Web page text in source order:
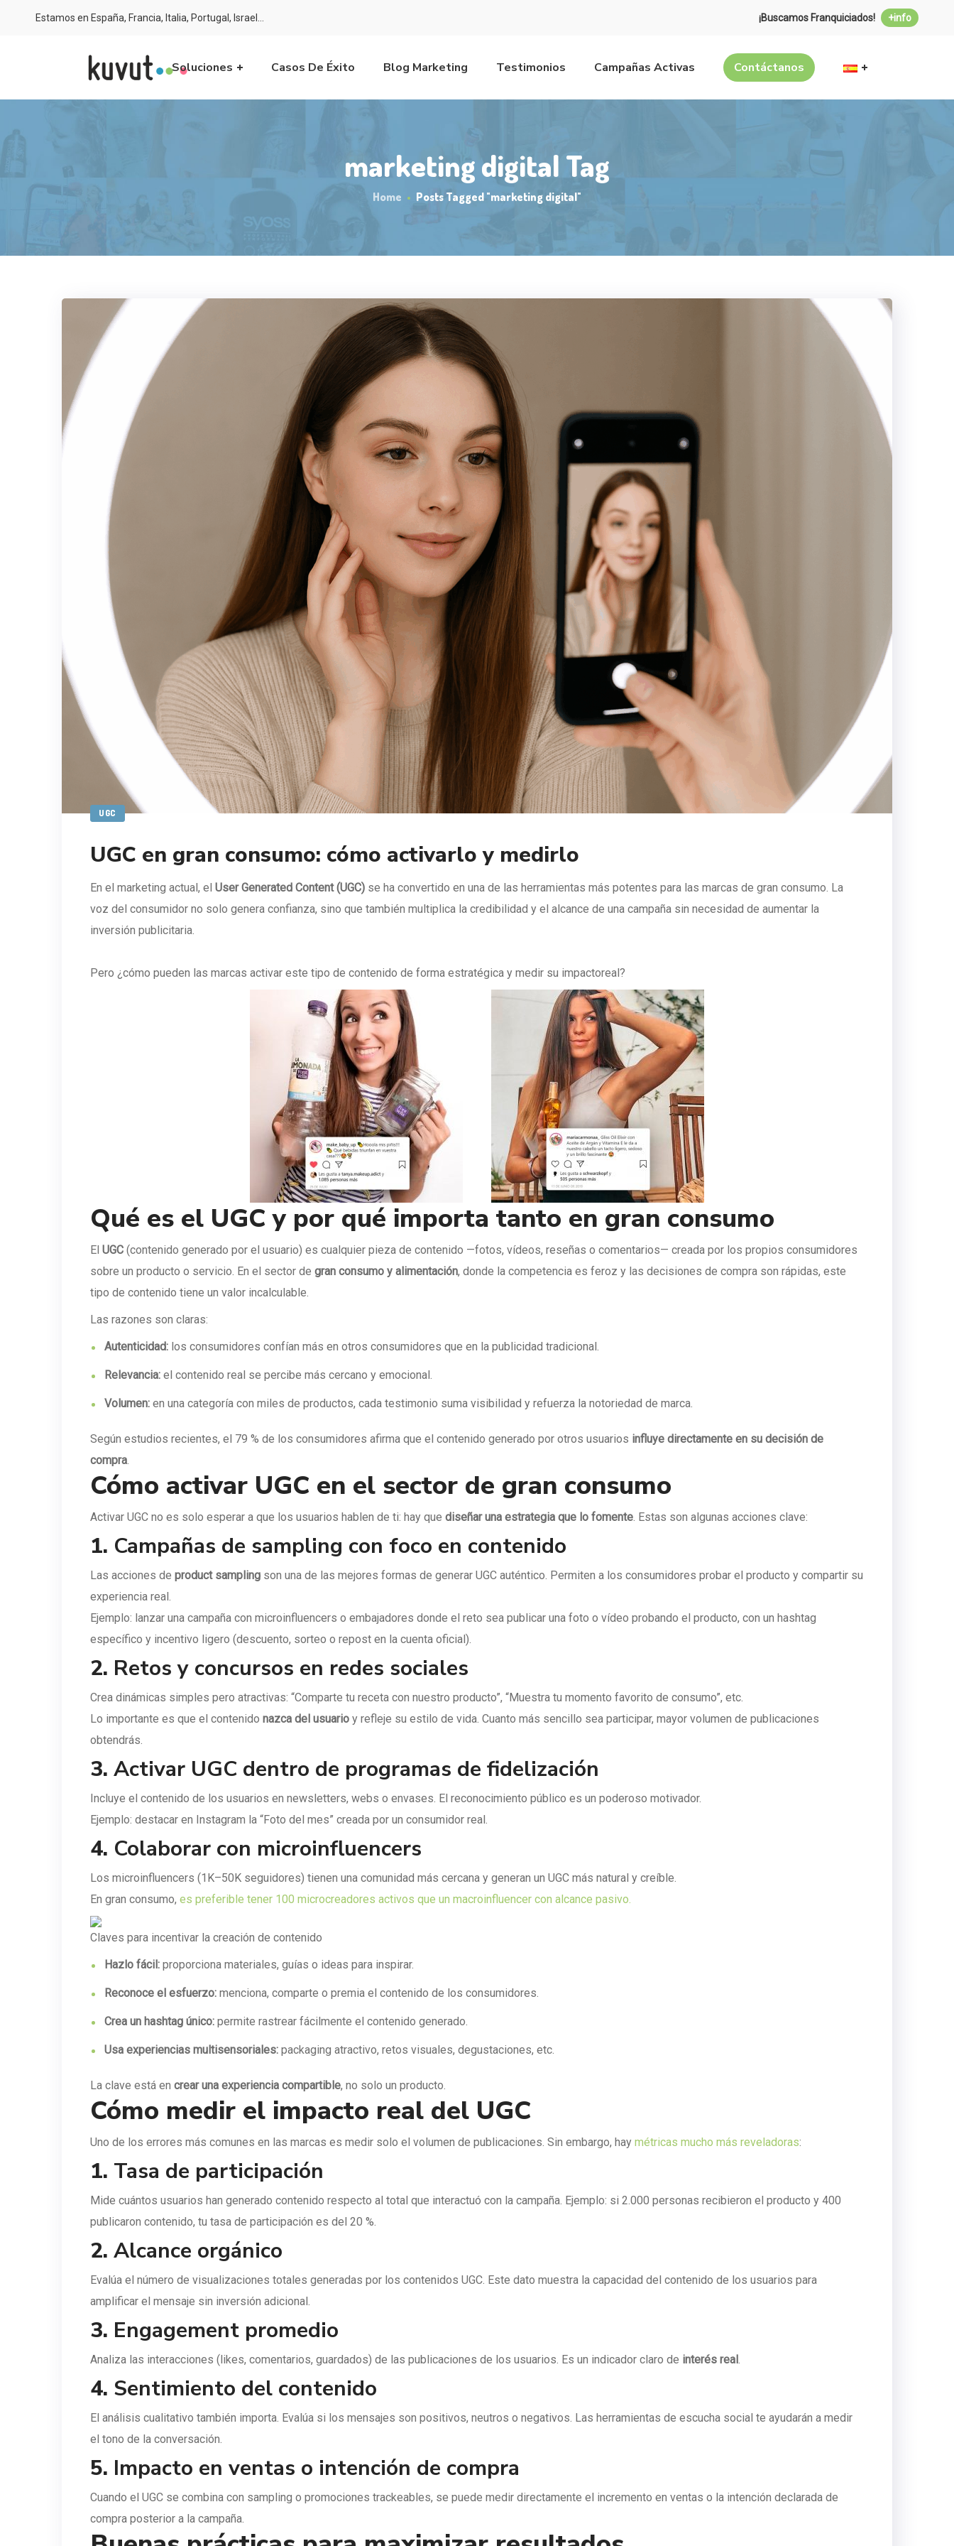
Estamos en España, Francia, Italia, Portugal, Israel… ¡Buscamos Franquiciados! +info
Soluciones Casos De Éxito Blog Marketing Testimonios Campañas Activas Contáctanos
marketing digital Tag
Home Posts Tagged "marketing digital"
UGC
UGC en gran consumo: cómo activarlo y medirlo
En el marketing actual, el User Generated Content (UGC) se ha convertido en una de las herramientas más potentes para las marcas de gran consumo. La
voz del consumidor no solo genera confianza, sino que también multiplica la credibilidad y el alcance de una campaña sin necesidad de aumentar la
inversión publicitaria.
Pero ¿cómo pueden las marcas activar este tipo de contenido de forma estratégica y medir su impactoreal?
Qué es el UGC y por qué importa tanto en gran consumo
El UGC (contenido generado por el usuario) es cualquier pieza de contenido —fotos, vídeos, reseñas o comentarios— creada por los propios consumidores
sobre un producto o servicio. En el sector de gran consumo y alimentación, donde la competencia es feroz y las decisiones de compra son rápidas, este
tipo de contenido tiene un valor incalculable.
Las razones son claras:
Autenticidad: los consumidores confían más en otros consumidores que en la publicidad tradicional.
Relevancia: el contenido real se percibe más cercano y emocional.
Volumen: en una categoría con miles de productos, cada testimonio suma visibilidad y refuerza la notoriedad de marca.
Según estudios recientes, el 79 % de los consumidores afirma que el contenido generado por otros usuarios influye directamente en su decisión de
compra.
Cómo activar UGC en el sector de gran consumo
Activar UGC no es solo esperar a que los usuarios hablen de ti: hay que diseñar una estrategia que lo fomente. Estas son algunas acciones clave:
1. Campañas de sampling con foco en contenido
Las acciones de product sampling son una de las mejores formas de generar UGC auténtico. Permiten a los consumidores probar el producto y compartir su
experiencia real.
Ejemplo: lanzar una campaña con microinfluencers o embajadores donde el reto sea publicar una foto o vídeo probando el producto, con un hashtag
específico y incentivo ligero (descuento, sorteo o repost en la cuenta oficial).
2. Retos y concursos en redes sociales
Crea dinámicas simples pero atractivas: “Comparte tu receta con nuestro producto”, “Muestra tu momento favorito de consumo”, etc.
Lo importante es que el contenido nazca del usuario y refleje su estilo de vida. Cuanto más sencillo sea participar, mayor volumen de publicaciones
obtendrás.
3. Activar UGC dentro de programas de fidelización
Incluye el contenido de los usuarios en newsletters, webs o envases. El reconocimiento público es un poderoso motivador.
Ejemplo: destacar en Instagram la “Foto del mes” creada por un consumidor real.
4. Colaborar con microinfluencers
Los microinfluencers (1K–50K seguidores) tienen una comunidad más cercana y generan un UGC más natural y creíble.
En gran consumo, es preferible tener 100 microcreadores activos que un macroinfluencer con alcance pasivo.
Claves para incentivar la creación de contenido
Hazlo fácil: proporciona materiales, guías o ideas para inspirar.
Reconoce el esfuerzo: menciona, comparte o premia el contenido de los consumidores.
Crea un hashtag único: permite rastrear fácilmente el contenido generado.
Usa experiencias multisensoriales: packaging atractivo, retos visuales, degustaciones, etc.
La clave está en crear una experiencia compartible, no solo un producto.
Cómo medir el impacto real del UGC
Uno de los errores más comunes en las marcas es medir solo el volumen de publicaciones. Sin embargo, hay métricas mucho más reveladoras:
1. Tasa de participación
Mide cuántos usuarios han generado contenido respecto al total que interactuó con la campaña. Ejemplo: si 2.000 personas recibieron el producto y 400
publicaron contenido, tu tasa de participación es del 20 %.
2. Alcance orgánico
Evalúa el número de visualizaciones totales generadas por los contenidos UGC. Este dato muestra la capacidad del contenido de los usuarios para
amplificar el mensaje sin inversión adicional.
3. Engagement promedio
Analiza las interacciones (likes, comentarios, guardados) de las publicaciones de los usuarios. Es un indicador claro de interés real.
4. Sentimiento del contenido
El análisis cualitativo también importa. Evalúa si los mensajes son positivos, neutros o negativos. Las herramientas de escucha social te ayudarán a medir
el tono de la conversación.
5. Impacto en ventas o intención de compra
Cuando el UGC se combina con sampling o promociones trackeables, se puede medir directamente el incremento en ventas o la intención declarada de
compra posterior a la campaña.